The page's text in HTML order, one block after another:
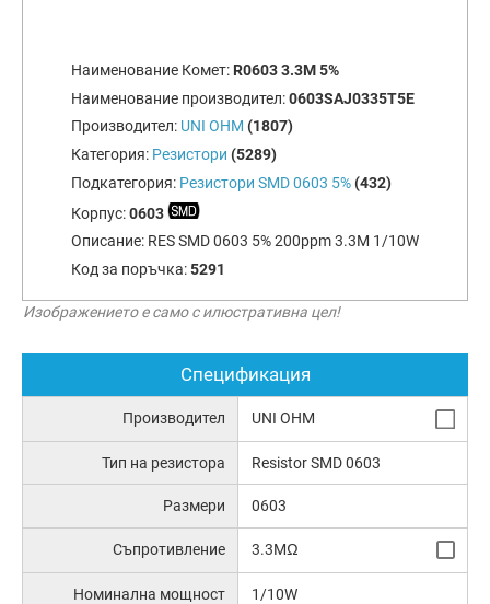
Наименование Комет: R0603 3.3M 5%
Наименование производител:0603SAJ0335T5E
Производител: UNI OHM (1807)
Категория: Резистори (5289)
Подкатегория: Резистори SMD 0603 5%(432)
Корпус:0603
Описание: RES SMD 0603 5% 200ppm 3.3M 1/10W
Код за поръчка:5291
Изображението е само с илюстративна цел!
Спецификация
Производител UNI OHM
Тип на резистора Resistor SMD 0603
Размери 0603
Съпротивление 3.3MΩ
Номинална мощност 1/10W